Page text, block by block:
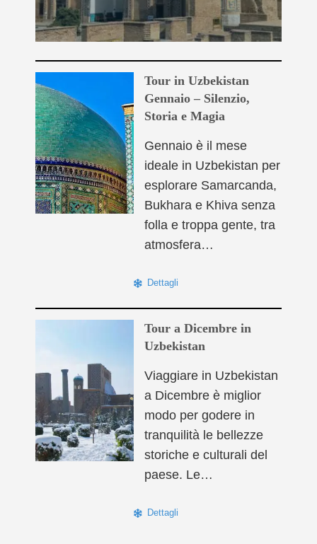
Tour in Uzbekistan
Gennaio – Silenzio,
Storia e Magia
Gennaio è il mese
ideale in Uzbekistan per
esplorare Samarcanda,
Bukhara e Khiva senza
folla e troppa gente, tra
atmosfera…
Dettagli
Tour a Dicembre in
Uzbekistan
Viaggiare in Uzbekistan
a Dicembre è miglior
modo per godere in
tranquilità le bellezze
storiche e culturali del
paese. Le…
Dettagli